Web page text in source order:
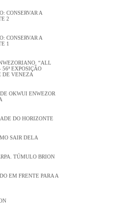
CONSERVAR A
2
CONSERVAR A
1
“ALL
56ª EXPOSIÇÃO
DE VENEZA
OKWUI ENWEZOR
DO HORIZONTE
SAIR DELA
TÚMULO BRION
EM FRENTE PARA A